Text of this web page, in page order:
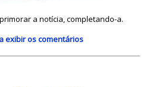
a notícia, completando-a.
exibir os comentários